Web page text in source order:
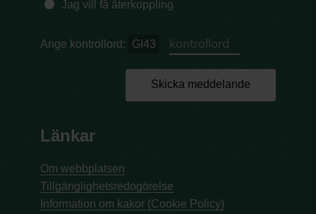
Jag vill få återkoppling
Ange kontrollord: GI43
Skicka meddelande
Länkar
Om webbplatsen
Tillgänglighetsredogörelse
Information om kakor (Cookie Policy)